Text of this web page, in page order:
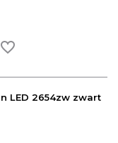
LED 2654zw zwart